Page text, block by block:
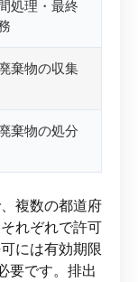
処理・最終
棄物の収集
棄物の処分
複数の都道府
れぞれで許可
には有効期限
要です。排出